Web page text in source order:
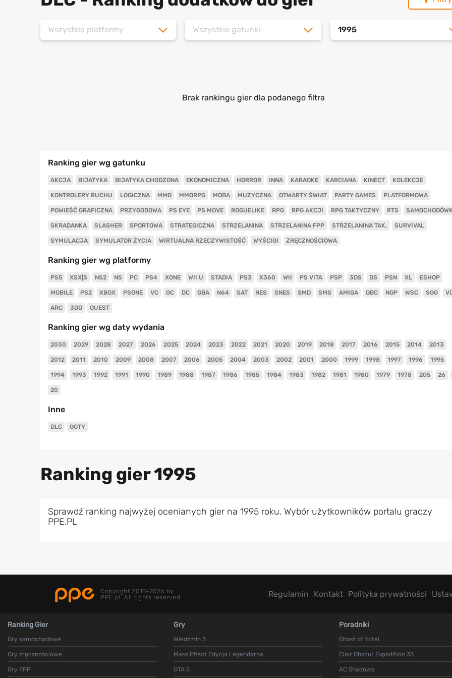
Wszystkie platformy Wszystkie gatunki 1995
Brak rankingu gier dla podanego filtra
Ranking gier wg gatunku
AKCJA BIJATYKA BIJATYKA CHODZONA EKONOMICZNA HORROR INNA KARAOKE KARCIANA KINECT KOLEKCJE
KONTROLERY RUCHU LOGICZNA MMO MMORPG MOBA MUZYCZNA OTWARTY ŚWIAT PARTY GAMES PLATFORMOWA
POWIEŚĆ GRAFICZNA PRZYGODOWA PS EYE PS MOVE ROGUELIKE RPG RPG AKCJI RPG TAKTYCZNY RTS
SKRADANKA SLASHER SPORTOWA STRATEGICZNA STRZELANINA STRZELANINA FPP STRZELANINA TAK. SURVIVAL
SYMULACJA SYMULATOR ŻYCIA WIRTUALNA RZECZYWISTOŚĆ WYŚCIGI ZRĘCZNOŚCIOWA
Ranking gier wg platformy
PS5 XSX|S NS2 NS PC PS4 XONE WII U STADIA PS3 X360 WII PS VITA PSP 3DS DS PSN XL ESHOP
MOBILE PS2 XBOX PSONE VC GC DC GBA N64 SAT NES SNES SMD SMS AMIGA GBC NGP WSC SGG
ARC 3DO QUEST
Ranking gier wg daty wydania
2030 2029 2028 2027 2026 2025 2024 2023 2022 2021 2020 2019 2018 2017 2016 2015 2014 2013
2012 2011 2010 2009 2008 2007 2006 2005 2004 2003 2002 2001 2000 1999 1998 1997 1996 1995
1994 1993 1992 1991 1990 1989 1988 1987 1986 1985 1984 1983 1982 1981 1980 1979 1978 205 26
20
Inne
DLC GOTY
Ranking gier 1995
Sprawdź ranking najwyżej ocenianych gier na 1995 roku. Wybór użytkowników portalu graczy
PPE.PL
Copyright 2010-2026 by
PPE.pl. All rights reserved.
Regulamin Kontakt Polityka prywatności
Ranking Gier
Gry samochodowe
Gry zręcznościowe
Gry FPP
Gry
Wiedźmin 3
Mass Effect Edycja Legendarna
GTA 5
Poradniki
Ghost of Yotei
Clair Obscur Expedition 33
AC Shadows